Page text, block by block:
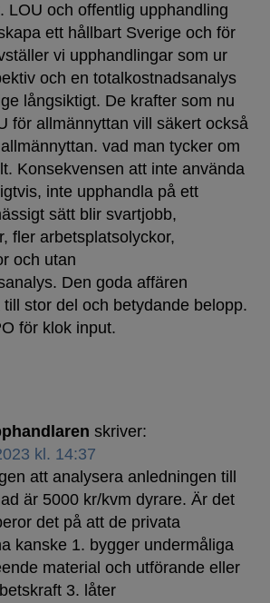
LOU och offentlig upphandling
ett hållbart Sverige och för
vi upphandlingar som ur
och en totalkostnadsanalys
långsiktigt. De krafter som nu
för allmännyttan vill säkert också
vad man tycker om
Konsekvensen att inte använda
inte upphandla på ett
sätt blir svartjobb,
fler arbetsplatsolyckor,
och utan
Den goda affären
stor del och betydande belopp.
för klok input.
skriver:
kl. 14:37
att analysera anledningen till
är 5000 kr/kvm dyrare. Är det
det på att de privata
kanske 1. bygger undermåliga
material och utförande eller
3. låter